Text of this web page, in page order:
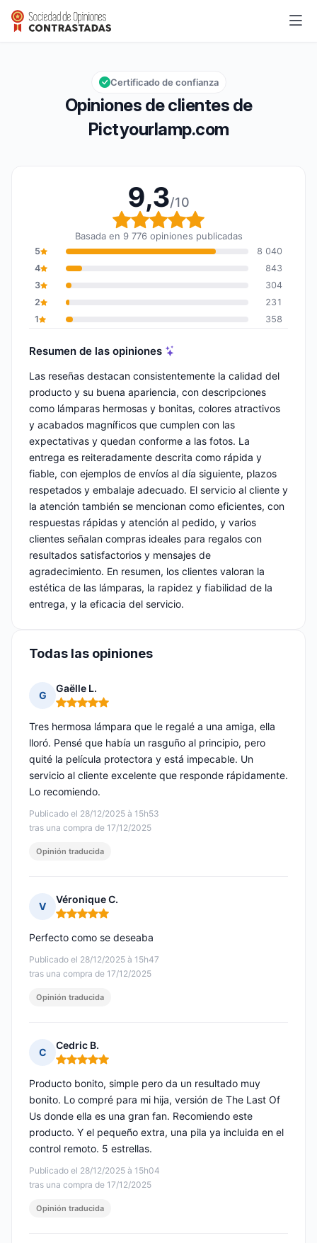
Pictyourlamp.com
Calificación global: 9,3 de 10
9,3/10
Opiniones de clientes de
Pictyourlamp.com
Certificado de confianza
9,3/10
Calificación global: 9,3
Basada en 9 776 opiniones publicadas
5
8 040
4
843
3
304
2
231
1
358
Resumen de las opiniones
Las reseñas destacan consistentemente la calidad del
producto y su buena apariencia, con descripciones
como lámparas hermosas y bonitas, colores atractivos
y acabados magníficos que cumplen con las
expectativas y quedan conforme a las fotos. La
entrega es reiteradamente descrita como rápida y
fiable, con ejemplos de envíos al día siguiente, plazos
respetados y embalaje adecuado. El servicio al cliente y
la atención también se mencionan como eficientes, con
respuestas rápidas y atención al pedido, y varios
clientes señalan compras ideales para regalos con
resultados satisfactorios y mensajes de
agradecimiento. En resumen, los clientes valoran la
estética de las lámparas, la rapidez y fiabilidad de la
entrega, y la eficacia del servicio.
Todas las opiniones
G
Gaëlle L.
Nota: 5 de 5
Publicado el 28/12/2025 à 15h53
tras una compra de 17/12/2025
Tres hermosa lámpara que le regalé a una amiga, ella
lloró. Pensé que había un rasguño al principio, pero
quité la película protectora y está impecable. Un
servicio al cliente excelente que responde rápidamente.
Lo recomiendo.
Opinión traducida
V
Véronique C.
Nota: 5 de 5
Publicado el 28/12/2025 à 15h47
tras una compra de 17/12/2025
Perfecto como se deseaba
Opinión traducida
C
Cedric B.
Nota: 5 de 5
Publicado el 28/12/2025 à 15h04
tras una compra de 17/12/2025
Producto bonito, simple pero da un resultado muy
bonito. Lo compré para mi hija, versión de The Last Of
Us donde ella es una gran fan. Recomiendo este
producto. Y el pequeño extra, una pila ya incluida en el
control remoto. 5 estrellas.
Opinión traducida